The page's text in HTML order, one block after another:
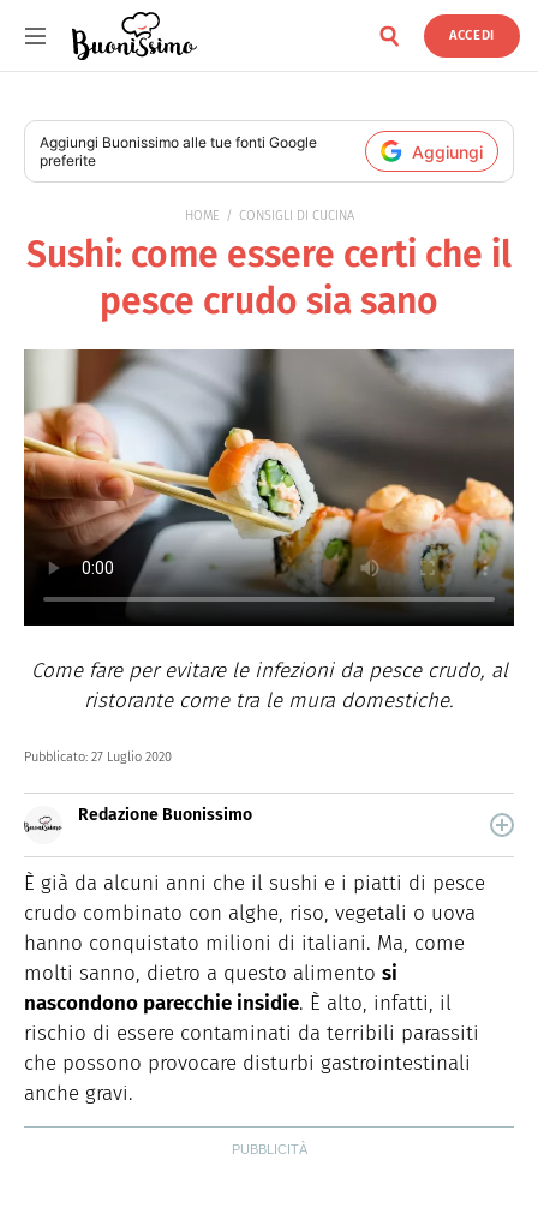
ACCEDI
Aggiungi Buonissimo alle tue fonti Google
preferite
Aggiungi
HOME CONSIGLI DI CUCINA
Sushi: come essere certi che il
pesce crudo sia sano
Come fare per evitare le infezioni da pesce crudo, al
ristorante come tra le mura domestiche.
Pubblicato: 27 Luglio 2020
Redazione Buonissimo
quale trovi idee veloci, facili e spiegate passo passo.
È già da alcuni anni che il sushi e i piatti di pesce
crudo combinato con alghe, riso, vegetali o uova
hanno conquistato milioni di italiani. Ma, come
molti sanno, dietro a questo alimento si
nascondono parecchie insidie. È alto, infatti, il
rischio di essere contaminati da terribili parassiti
che possono provocare disturbi gastrointestinali
anche gravi.